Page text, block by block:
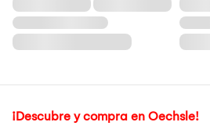
¡Descubre y compra en Oechsle!